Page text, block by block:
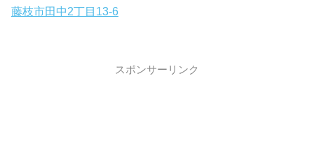
藤枝市田中2丁目13-6
スポンサーリンク